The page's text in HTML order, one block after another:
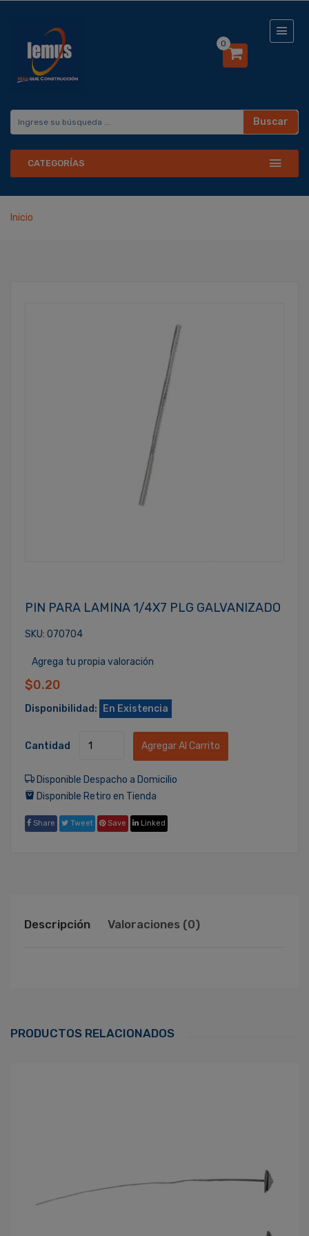
0
Buscar
CATEGORÍAS
Inicio
PIN PARA LAMINA 1/4X7 PLG GALVANIZADO
SKU: 070704
Agrega tu propia valoración
$0.20
Disponibilidad: En Existencia
Cantidad Agregar Al Carrito
Disponible Despacho a Domicilio
Disponible Retiro en Tienda
Share Tweet Save Linked
Descripción Valoraciones (0)
PRODUCTOS RELACIONADOS